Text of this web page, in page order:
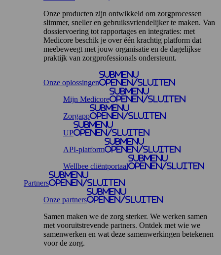
Onze producten zijn ontwikkeld om zorgprocessen
slimmer, sneller en gebruiksvriendelijker te maken. Van
dossiervoering tot rapportages en integraties: met
Medicore beschik je over één krachtig platform dat
meebeweegt met jouw organisatie en de dagelijkse
praktijk van zorgprofessionals ondersteunt.
Onze oplossingen
Submenu
openen/sluiten
Mijn Medicore
Submenu
openen/sluiten
Zorgapp
Submenu
openen/sluiten
UP
Submenu
openen/sluiten
API-platform
Submenu
openen/sluiten
Wellbee cliëntportaal
Submenu
openen/sluiten
Partners
Submenu
openen/sluiten
Onze partners
Submenu
openen/sluiten
Samen maken we de zorg sterker. We werken samen
met vooruitstrevende partners. Ontdek met wie we
samenwerken en wat deze samenwerkingen betekenen
voor de zorg.